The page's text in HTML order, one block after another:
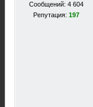
Сообщений: 4 604
Репутация: 197